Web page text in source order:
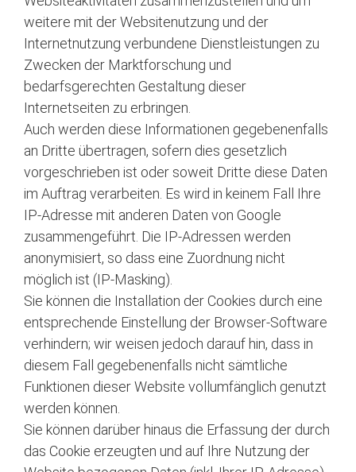
weitere mit der Websitenutzung und der
Internetnutzung verbundene Dienstleistungen zu
Zwecken der Marktforschung und
bedarfsgerechten Gestaltung dieser
Internetseiten zu erbringen.
Auch werden diese Informationen gegebenenfalls
an Dritte übertragen, sofern dies gesetzlich
vorgeschrieben ist oder soweit Dritte diese Daten
im Auftrag verarbeiten. Es wird in keinem Fall Ihre
IP-Adresse mit anderen Daten von Google
zusammengeführt. Die IP-Adressen werden
anonymisiert, so dass eine Zuordnung nicht
möglich ist (IP-Masking).
Sie können die Installation der Cookies durch eine
entsprechende Einstellung der Browser-Software
verhindern; wir weisen jedoch darauf hin, dass in
diesem Fall gegebenenfalls nicht sämtliche
Funktionen dieser Website vollumfänglich genutzt
werden können.
Sie können darüber hinaus die Erfassung der durch
das Cookie erzeugten und auf Ihre Nutzung der